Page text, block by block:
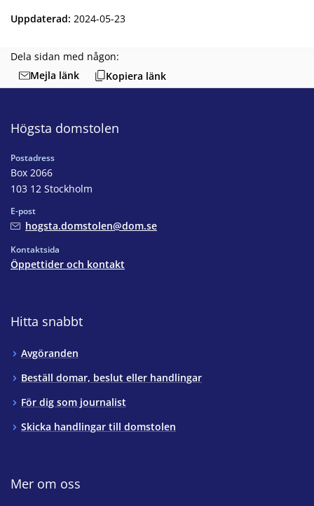
Uppdaterad: 2024-05-23
Dela sidan med någon:
Mejla länk
Kopiera länk
Högsta domstolen
Postadress
Box 2066
103 12 Stockholm
E-post
hogsta.domstolen@dom.se
Kontaktsida
Öppettider och kontakt
Hitta snabbt
Avgöranden
Beställ domar, beslut eller handlingar
För dig som journalist
Skicka handlingar till domstolen
Mer om oss